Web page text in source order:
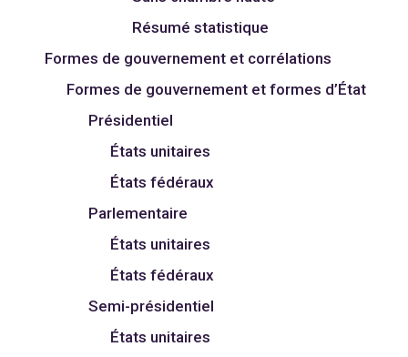
Résumé statistique
Formes de gouvernement et corrélations
Formes de gouvernement et formes d’État
Présidentiel
États unitaires
États fédéraux
Parlementaire
États unitaires
États fédéraux
Semi-présidentiel
États unitaires